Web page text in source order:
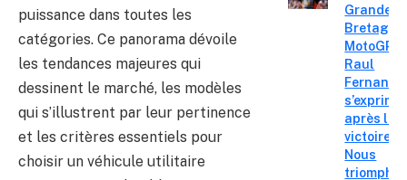
puissance dans toutes les
catégories. Ce panorama dévoile
les tendances majeures qui
dessinent le marché, les modèles
qui s’illustrent par leur pertinence
et les critères essentiels pour
choisir un véhicule utilitaire
Grande-
Bretagne
MotoGP :
Raul
s’exprime
après la
victoire «
Nous